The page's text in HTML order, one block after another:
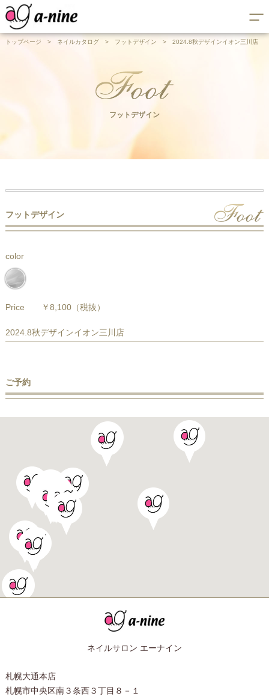
トップページ > ネイルカタログ > フットデザイン > 2024.8秋デザインイオン三川店
フットデザイン
フットデザイン
color
Price ￥8,100（税抜）
2024.8秋デザインイオン三川店
ご予約
ネイルサロン エーナイン
札幌大通本店
札幌市中央区南３条西３丁目８－１